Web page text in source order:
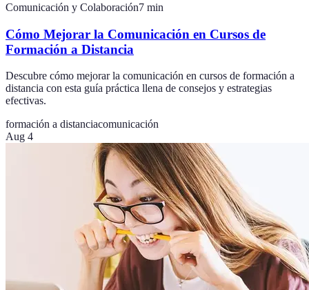
Comunicación y Colaboración7 min
Cómo Mejorar la Comunicación en Cursos de
Formación a Distancia
Descubre cómo mejorar la comunicación en cursos de formación a
distancia con esta guía práctica llena de consejos y estrategias
efectivas.
formación a distanciacomunicación
Aug 4